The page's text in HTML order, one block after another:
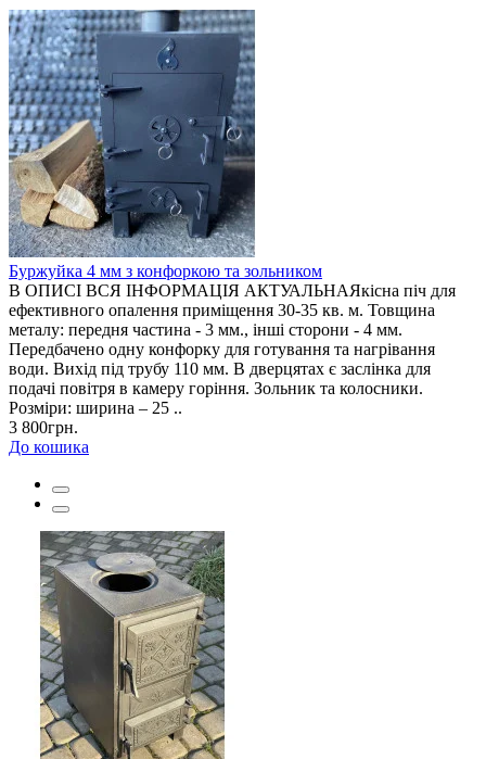
Буржуйка 4 мм з конфоркою та зольником
В ОПИСІ ВСЯ ІНФОРМАЦІЯ АКТУАЛЬНАЯкісна піч для
ефективного опалення приміщення 30-35 кв. м. Товщина
металу: передня частина - 3 мм., інші сторони - 4 мм.
Передбачено одну конфорку для готування та нагрівання
води. Вихід під трубу 110 мм. В дверцятах є заслінка для
подачі повітря в камеру горіння. Зольник та колосники.
Розміри: ширина – 25 ..
3 800грн.
До кошика